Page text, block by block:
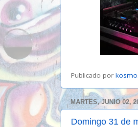
Publicado por
MARTES, JUNIO 02,
Domingo 31 de